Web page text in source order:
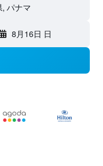
パナマ
8月16日 日